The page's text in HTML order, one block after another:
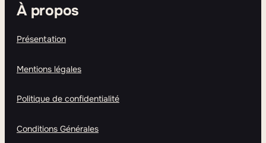
À propos
Présentation
Mentions légales
Politique de confidentialité
Conditions Générales